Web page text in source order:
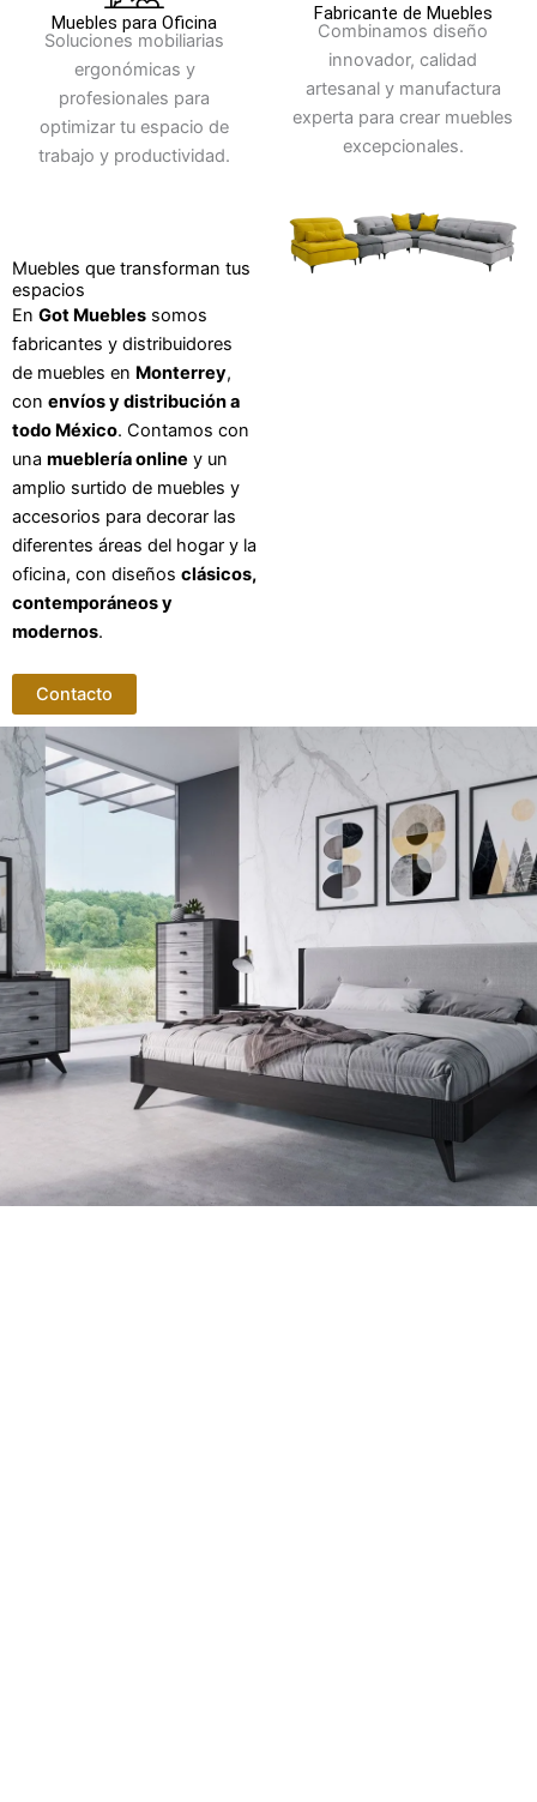
Muebles para Oficina
Soluciones mobiliarias
ergonómicas y
profesionales para
optimizar tu espacio de
trabajo y productividad.
Fabricante de Muebles
Combinamos diseño
innovador, calidad
artesanal y manufactura
experta para crear muebles
excepcionales.
Muebles que transforman tus
espacios
En Got Muebles somos
fabricantes y distribuidores
de muebles en Monterrey,
con envíos y distribución a
todo México. Contamos con
una mueblería online y un
amplio surtido de muebles y
accesorios para decorar las
diferentes áreas del hogar y la
oficina, con diseños clásicos,
contemporáneos y
modernos.
Contacto